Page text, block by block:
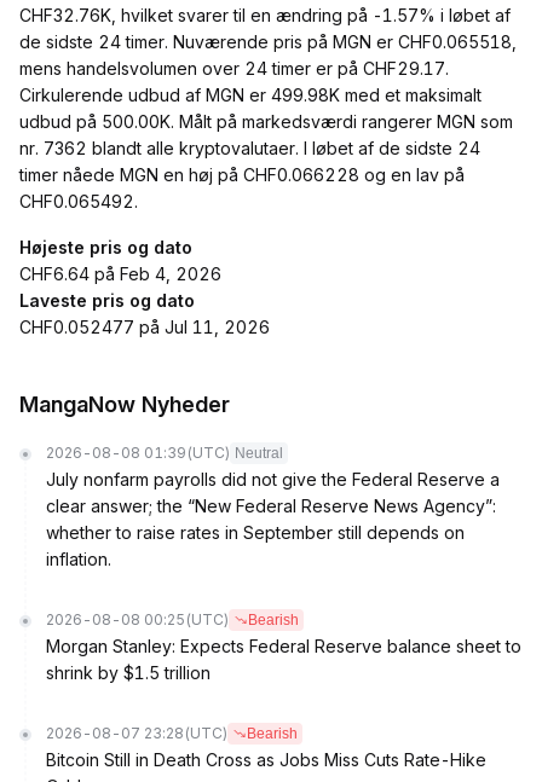
CHF32.76K, hvilket svarer til en ændring på -1.57% i løbet af
de sidste 24 timer. Nuværende pris på MGN er CHF0.065518,
mens handelsvolumen over 24 timer er på CHF29.17.
Cirkulerende udbud af MGN er 499.98K med et maksimalt
udbud på 500.00K. Målt på markedsværdi rangerer MGN som
nr. 7362 blandt alle kryptovalutaer. I løbet af de sidste 24
timer nåede MGN en høj på CHF0.066228 og en lav på
CHF0.065492.
Højeste pris og dato
CHF6.64 på Feb 4, 2026
Laveste pris og dato
CHF0.052477 på Jul 11, 2026
MangaNow Nyheder
2026-08-08 01:39 (UTC) Neutral
July nonfarm payrolls did not give the Federal Reserve a
clear answer; the “New Federal Reserve News Agency”:
whether to raise rates in September still depends on
inflation.
2026-08-08 00:25 (UTC) Bearish
Morgan Stanley: Expects Federal Reserve balance sheet to
shrink by $1.5 trillion
2026-08-07 23:28 (UTC) Bearish
Bitcoin Still in Death Cross as Jobs Miss Cuts Rate-Hike